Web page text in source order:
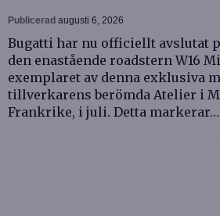
Publicerad augusti 6, 2026
Bugatti har nu officiellt avslutat
den enastående roadstern W16
exemplaret av denna exklusiva
tillverkarens berömda Atelier i
Frankrike, i juli. Detta markerar…